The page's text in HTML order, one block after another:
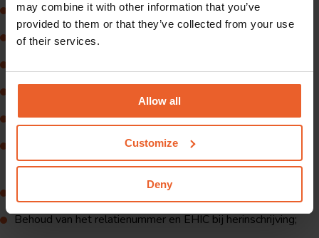
may combine it with other information that you’ve
provided to them or that they’ve collected from your use
of their services.
Allow all
Customize
Deny
Scherpe dagpremie;
Maandelijks achteraf een digitale factuur;
Diversedocumenten in verschillende talen;
Mijn HollandZorg voor uw flexmigranten waar documenten
klaar staan;
EHIC en polis binnen vijf werkdagen digitaal beschikbaar;
Behoud van het relatienummer en EHIC bij herinschrijving;